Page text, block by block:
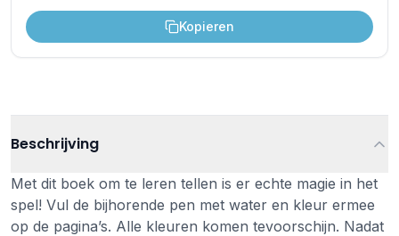
Kopieren
Beschrijving
Met dit boek om te leren tellen is er echte magie in het
spel! Vul de bijhorende pen met water en kleur ermee
op de pagina’s. Alle kleuren komen tevoorschijn. Nadat